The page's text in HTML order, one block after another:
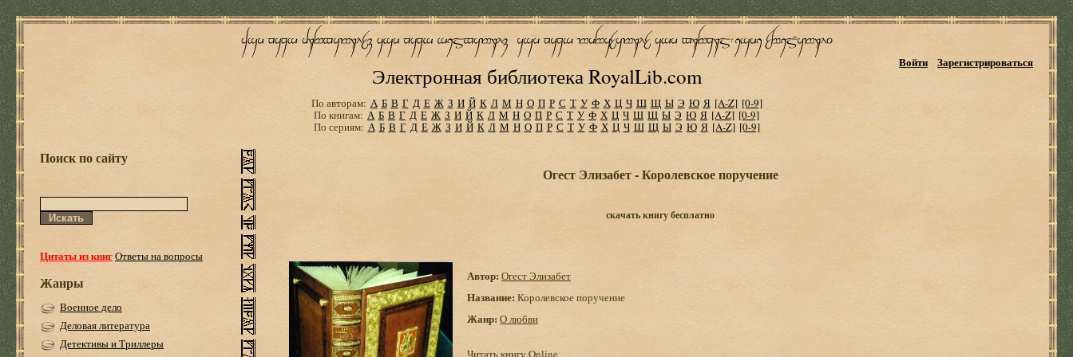
Электронная библиотека RoyalLib.com
Войти Зарегистрироваться
По авторам: А Б В Г Д Е Ж З И Й К Л М Н О П Р С Т У Ф Х Ц Ч Ш Щ Ы Э Ю Я [A-Z] [0-9]
По книгам: А Б В Г Д Е Ж З И Й К Л М Н О П Р С Т У Ф Х Ц Ч Ш Щ Ы Э Ю Я [A-Z] [0-9]
По сериям: А Б В Г Д Е Ж З И Й К Л М Н О П Р С Т У Ф Х Ц Ч Ш Щ Ы Э Ю Я [A-Z] [0-9]
Поиск по сайту
Цитаты из книгОтветы на вопросы
Жанры
Военное дело
Деловая литература
Детективы и Триллеры
Огест Элизабет - Королевское поручение
скачать книгу бесплатно
Автор: Огест Элизабет
Название: Королевское поручение
Жанр: О любви
Читать книгу Online